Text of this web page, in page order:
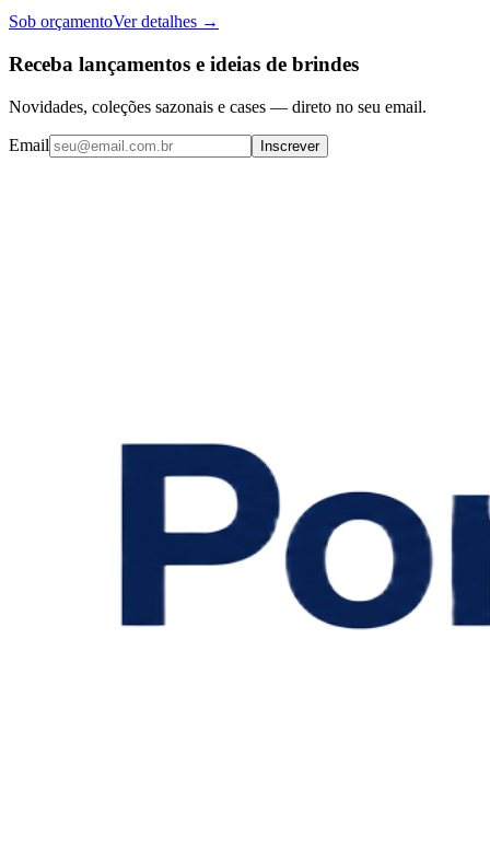
Sob orçamentoVer detalhes →
Receba lançamentos e ideias de brindes
Novidades, coleções sazonais e cases — direto no seu email.
Email Inscrever